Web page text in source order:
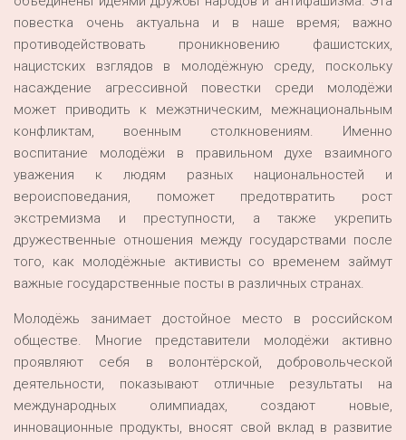
повестка очень актуальна и в наше время; важно
противодействовать проникновению фашистских,
нацистских взглядов в молодёжную среду, поскольку
насаждение агрессивной повестки среди молодёжи
может приводить к межэтническим, межнациональным
конфликтам, военным столкновениям. Именно
воспитание молодёжи в правильном духе взаимного
уважения к людям разных национальностей и
вероисповедания, поможет предотвратить рост
экстремизма и преступности, а также укрепить
дружественные отношения между государствами после
того, как молодёжные активисты со временем займут
важные государственные посты в различных странах.
Молодёжь занимает достойное место в российском
обществе. Многие представители молодёжи активно
проявляют себя в волонтёрской, добровольческой
деятельности, показывают отличные результаты на
международных олимпиадах, создают новые,
инновационные продукты, вносят свой вклад в развитие